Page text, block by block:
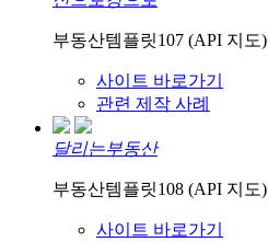
부동산템플릿107 (API 지도)
사이트 바로가기
관련 제작 사례
달리는부동산
부동산템플릿108 (API 지도)
사이트 바로가기